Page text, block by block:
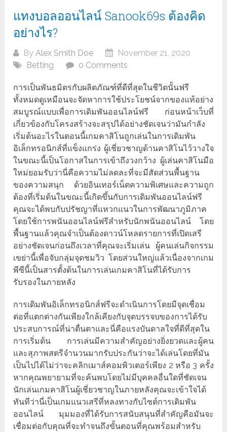
แทงบอลออนไลน์ Sanook69s ต้องคิด
อย่างไร?
ByAlex Smith Doe
November 21, 2020
Betting
0 Comments
การเป็นพันธมิตรกับผลิตภัณฑ์ที่ดีที่สุดในชีวิตนั้นฟรี
ทั้งหมดดูเหมือนจะจัดหาการใช้ประโยชน์จากของแท้อย่าง
สมบูรณ์แบบเพื่อการเดิมพันออนไลน์ฟรี ก่อนหน้าเว็บที่
เกี่ยวข้องกับโครงสร้างจะสรุปได้อย่างชัดเจนว่ามันกำลัง
เริ่มต้นอะไรในตอนนี้เกมคาสิโนถูกเล่นในการเดิมพัน
อิเล็กทรอนิกส์ที่แข็งแกร่ง ผู้เชี่ยวชาญด้านคาสิโนไว้วางใจ
ในขณะนี้เป็นโอกาสในการเข้าถึงวงกว้าง ผู้เล่นคาสิโนมือ
ใหม่ยอมรับว่านี่คือความไม่ลดละที่จะมีสัดส่วนพื้นฐาน
ของความสนุก ด้วยอินเทอร์เน็ตความพิเศษและความถูก
ต้องที่เริ่มต้นในขณะนี้เกิดขึ้นกับการเดิมพันออนไลน์ฟรี
คุณจะได้พบกับปรัชญาที่แหวกแนวในการพัฒนาภูมิภาค
โดยใช้การพนันออนไลน์ฟรีสำหรับนักพนันออนไลน์ โดย
พื้นฐานแล้วคุณจำเป็นต้องดาวน์โหลดรายการที่เปิดเสรี
อย่างชัดเจนก่อนถึงเวลาที่คุณจะเริ่มเล่น ผู้คนเล่นกิจกรรม
เขย่านี้เพื่อจับกลุ่มจุดชมวิว โดยส่วนใหญ่แล้วเนื่องจากเกม
พีซีนี้เป็นสารตั้งต้นในการเล่นเกมคาสิโนที่ได้รับการ
รับรองในภายหลัง
การเดิมพันอิเล็กทรอนิกส์ฟรีจะดำเนินการโดยมีจุดเชื่อม
ต่อที่แตกต่างกันเพียงใกล้เคียงกับจุดบรรจบของการได้รับ
ประสบการณ์ที่น่าตื่นตาและนี่คือแรงบันดาลใจที่ดีที่สุดใน
การเริ่มต้น การเล่นมีความสำคัญอย่างยิ่งยวดและผู้คน
และสุภาพสตรีจำนวนมากรับประกันว่าจะได้เล่นโดยที่มัน
เป็นไปได้ไม่ว่าจะคลิกเมาส์คอมพิวเตอร์เพียง 2 หรือ 3 ครั้ง
หากคุณพยายามที่จะค้นพบโดยไม่มีบุคคลอื่นใดที่ชัดเจน
นักเล่นเกมคาสิโนผู้เชี่ยวชาญในภายหลังคุณจะเข้าใจได้
ทันทีว่านี่เป็นเกมแนวเสรีที่หลงทางกับไซต์การเดิมพัน
ออนไลน์ มุมมองที่ได้รับการสนับสนุนที่สำคัญคือมันจะ
เชื่อมต่อกับคุณที่จะทำจนถึงขั้นตอนที่คุณพร้อมสำหรับ